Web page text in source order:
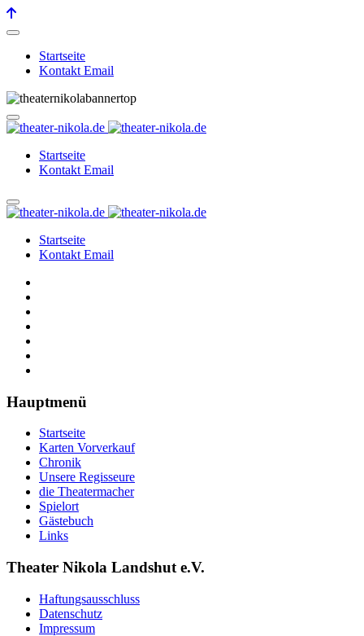
Startseite
Kontakt Email
Startseite
Kontakt Email
Startseite
Kontakt Email
Hauptmenü
Startseite
Karten Vorverkauf
Chronik
Unsere Regisseure
die Theatermacher
Spielort
Gästebuch
Links
Theater Nikola Landshut e.V.
Haftungsausschluss
Datenschutz
Impressum